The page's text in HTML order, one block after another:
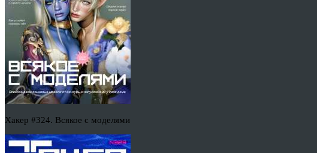
Хакер #324. Всякое с моделями